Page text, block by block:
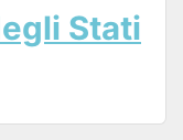
Stati